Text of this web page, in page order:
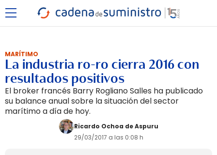
MARÍTIMO
La industria ro-ro cierra 2016 con
resultados positivos
El broker francés Barry Rogliano Salles ha publicado
su balance anual sobre la situación del sector
marítimo a día de hoy.
Ricardo Ochoa de Aspuru
29/03/2017 a las 0:08 h